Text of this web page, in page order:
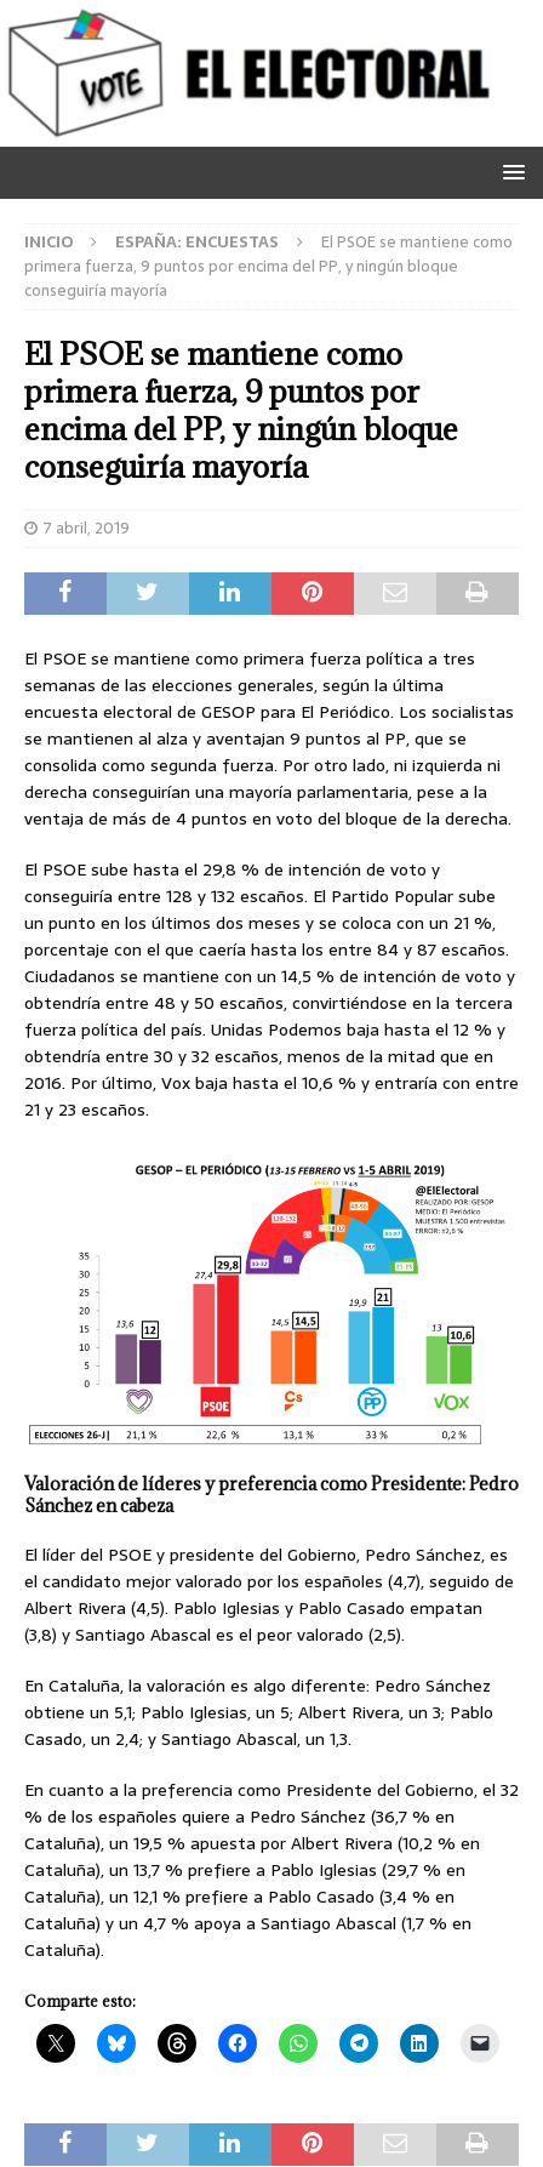
INICIO ESPAÑA: ENCUESTAS
El PSOE se mantiene como
primera fuerza, 9 puntos por encima del PP, y ningún bloque
conseguiría mayoría
El PSOE se mantiene como
primera fuerza, 9 puntos por
encima del PP, y ningún bloque
conseguiría mayoría
7 abril, 2019
El PSOE se mantiene como primera fuerza política a tres
semanas de las elecciones generales, según la última
encuesta electoral de GESOP para El Periódico. Los socialistas
se mantienen al alza y aventajan 9 puntos al PP, que se
consolida como segunda fuerza. Por otro lado, ni izquierda ni
derecha conseguirían una mayoría parlamentaria, pese a la
ventaja de más de 4 puntos en voto del bloque de la derecha.
El PSOE sube hasta el 29,8 % de intención de voto y
conseguiría entre 128 y 132 escaños. El Partido Popular sube
un punto en los últimos dos meses y se coloca con un 21 %,
porcentaje con el que caería hasta los entre 84 y 87 escaños.
Ciudadanos se mantiene con un 14,5 % de intención de voto y
obtendría entre 48 y 50 escaños, convirtiéndose en la tercera
fuerza política del país. Unidas Podemos baja hasta el 12 % y
obtendría entre 30 y 32 escaños, menos de la mitad que en
2016. Por último, Vox baja hasta el 10,6 % y entraría con entre
21 y 23 escaños.
Valoración de líderes y preferencia como Presidente: Pedro
Sánchez en cabeza
El líder del PSOE y presidente del Gobierno, Pedro Sánchez, es
el candidato mejor valorado por los españoles (4,7), seguido de
Albert Rivera (4,5). Pablo Iglesias y Pablo Casado empatan
(3,8) y Santiago Abascal es el peor valorado (2,5).
En Cataluña, la valoración es algo diferente: Pedro Sánchez
obtiene un 5,1; Pablo Iglesias, un 5; Albert Rivera, un 3; Pablo
Casado, un 2,4; y Santiago Abascal, un 1,3.
En cuanto a la preferencia como Presidente del Gobierno, el 32
% de los españoles quiere a Pedro Sánchez (36,7 % en
Cataluña), un 19,5 % apuesta por Albert Rivera (10,2 % en
Cataluña), un 13,7 % prefiere a Pablo Iglesias (29,7 % en
Cataluña), un 12,1 % prefiere a Pablo Casado (3,4 % en
Cataluña) y un 4,7 % apoya a Santiago Abascal (1,7 % en
Cataluña).
Comparte esto: